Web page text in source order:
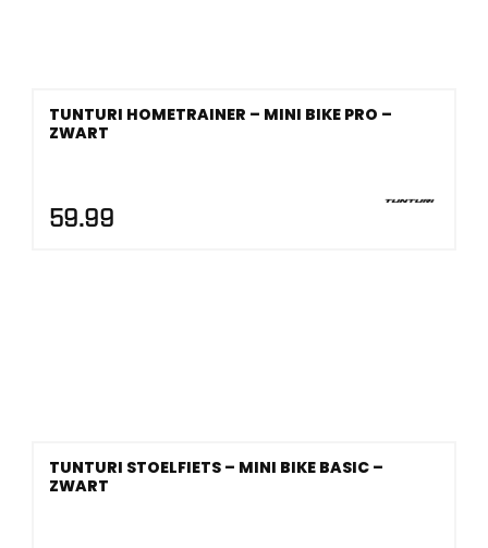
TUNTURI HOMETRAINER – MINI BIKE PRO –
ZWART
59.99
TUNTURI STOELFIETS – MINI BIKE BASIC –
ZWART